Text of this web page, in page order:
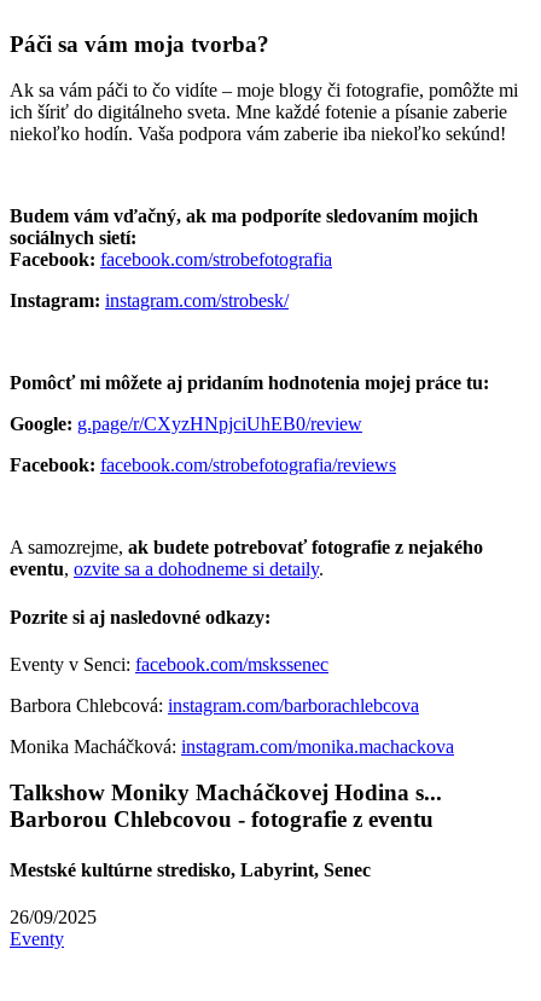
Páči sa vám moja tvorba?
Ak sa vám páči to čo vidíte – moje blogy či fotografie, pomôžte mi
ich šíriť do digitálneho sveta. Mne každé fotenie a písanie zaberie
niekoľko hodín. Vaša podpora vám zaberie iba niekoľko sekúnd!
Budem vám vďačný, ak ma podporíte sledovaním mojich
sociálnych sietí:
Facebook: facebook.com/strobefotografia
Instagram: instagram.com/strobesk/
Pomôcť mi môžete aj pridaním hodnotenia mojej práce tu:
Google: g.page/r/CXyzHNpjciUhEB0/review
Facebook: facebook.com/strobefotografia/reviews
A samozrejme, ak budete potrebovať fotografie z nejakého
eventu, ozvite sa a dohodneme si detaily.
Pozrite si aj nasledovné odkazy:
Eventy v Senci: facebook.com/mskssenec
Barbora Chlebcová: instagram.com/barborachlebcova
Monika Macháčková: instagram.com/monika.machackova
Talkshow Moniky Macháčkovej Hodina s...
Barborou Chlebcovou - fotografie z eventu
Mestské kultúrne stredisko, Labyrint, Senec
26/09/2025
Eventy